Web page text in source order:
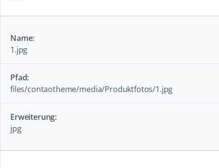
1.jpg
files/contaotheme/media/Produktfotos/1.jpg
jpg